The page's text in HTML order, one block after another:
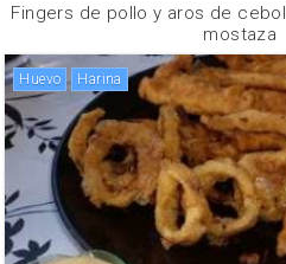
Fingers de pollo y aros de
mostaza
huevo harina